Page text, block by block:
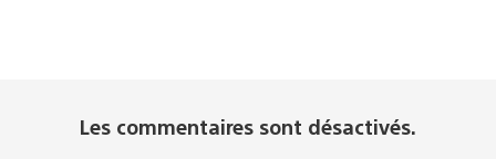
Les commentaires sont désactivés.